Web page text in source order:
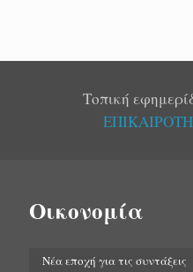
Τοπική
Οικονομία
Νέα εποχή για τις συντάξεις